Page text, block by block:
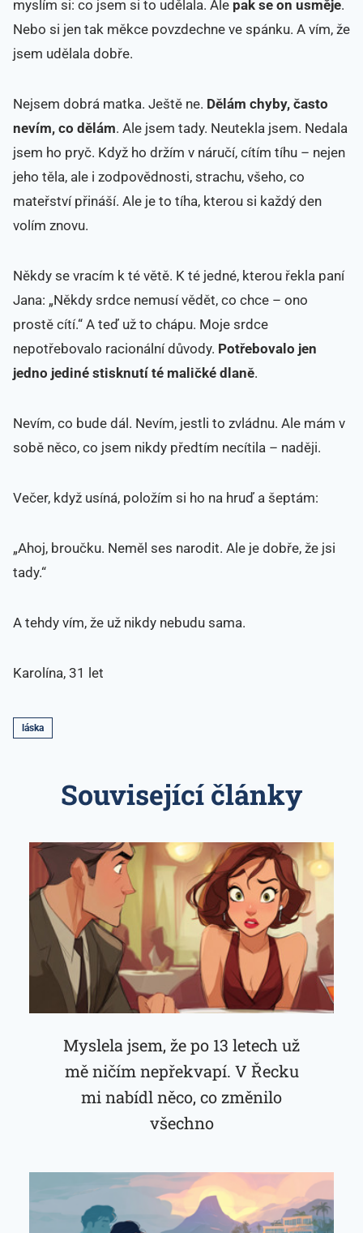
myslím si: co jsem si to udělala. Ale pak se on usměje.
Nebo si jen tak měkce povzdechne ve spánku. A vím, že
jsem udělala dobře.
Nejsem dobrá matka. Ještě ne. Dělám chyby, často
nevím, co dělám. Ale jsem tady. Neutekla jsem. Nedala
jsem ho pryč. Když ho držím v náručí, cítím tíhu – nejen
jeho těla, ale i zodpovědnosti, strachu, všeho, co
mateřství přináší. Ale je to tíha, kterou si každý den
volím znovu.
Někdy se vracím k té větě. K té jedné, kterou řekla paní
Jana: „Někdy srdce nemusí vědět, co chce – ono
prostě cítí.“ A teď už to chápu. Moje srdce
nepotřebovalo racionální důvody. Potřebovalo jen
jedno jediné stisknutí té maličké dlaně.
Nevím, co bude dál. Nevím, jestli to zvládnu. Ale mám v
sobě něco, co jsem nikdy předtím necítila – naději.
Večer, když usíná, položím si ho na hruď a šeptám:
„Ahoj, broučku. Neměl ses narodit. Ale je dobře, že jsi
tady.“
A tehdy vím, že už nikdy nebudu sama.
Karolína, 31 let
láska
Související články
Myslela jsem, že po 13 letech už
mě ničím nepřekvapí. V Řecku
mi nabídl něco, co změnilo
všechno